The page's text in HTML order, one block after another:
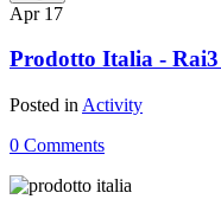
Apr 17
Prodotto Italia -
Posted in Activity
0 Comments